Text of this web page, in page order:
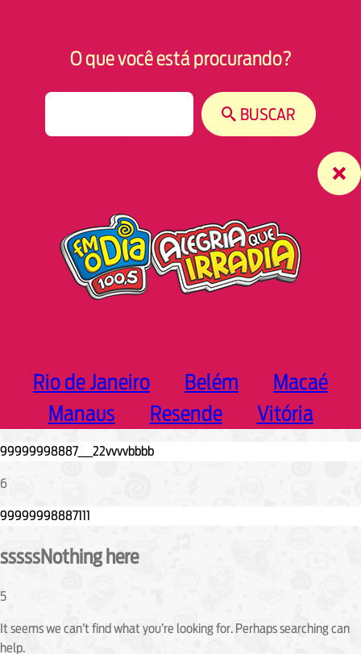
O que você está procurando?
BUSCAR
Rio de Janeiro Belém
Macaé
Manaus
Resende Vitória
6
sssssNothing here
5
It seems we can’t find what you’re looking for. Perhaps searching can
help.